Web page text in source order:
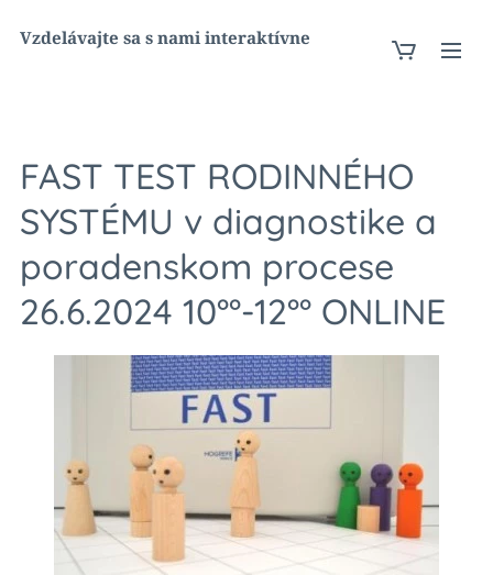
Vzdelávajte sa s nami interaktívne
FAST TEST RODINNÉHO
SYSTÉMU v diagnostike a
poradenskom procese
26.6.2024 10°°-12°° ONLINE